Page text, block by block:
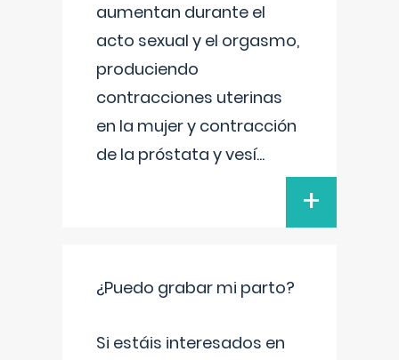
aumentan durante el
acto sexual y el orgasmo,
produciendo
contracciones uterinas
en la mujer y contracción
de la próstata y vesí...
+
¿Puedo grabar mi parto?
Si estáis interesados en